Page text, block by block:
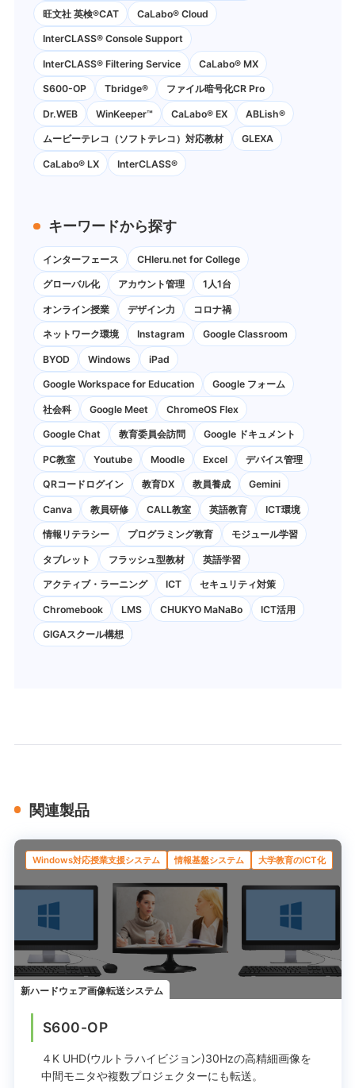
旺文社 英検®CAT CaLabo®︎ Cloud
InterCLASS®︎ Console Support
InterCLASS®︎ Filtering Service CaLabo® MX
S600-OP Tbridge® ファイル暗号化CR Pro
Dr.WEB WinKeeper™ CaLabo® EX ABLish®
ムービーテレコ（ソフトテレコ）対応教材 GLEXA
CaLabo® LX InterCLASS®
キーワードから探す
インターフェース CHIeru.net for College
グローバル化 アカウント管理 1人1台
オンライン授業 デザイン力 コロナ禍
ネットワーク環境 Instagram Google Classroom
BYOD Windows iPad
Google Workspace for Education Google フォーム
社会科 Google Meet ChromeOS Flex
Google Chat 教育委員会訪問 Google ドキュメント
PC教室 Youtube Moodle Excel デバイス管理
QRコードログイン 教育DX 教員養成 Gemini
Canva 教員研修 CALL教室 英語教育 ICT環境
情報リテラシー プログラミング教育 モジュール学習
タブレット フラッシュ型教材 英語学習
アクティブ・ラーニング ICT セキュリティ対策
Chromebook LMS CHUKYO MaNaBo ICT活用
GIGAスクール構想
関連製品
Windows対応授業支援システム 情報基盤システム 大学教育のICT化
新ハードウェア画像転送システム
S600-OP
４K UHD(ウルトラハイビジョン)30Hzの高精細画像を
中間モニタや複数プロジェクターにも転送。